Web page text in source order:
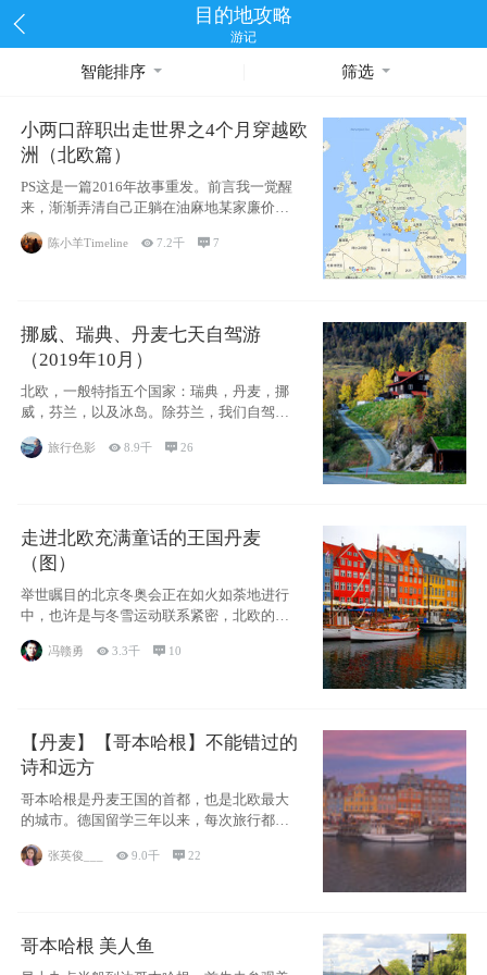
目的地攻略
游记
智能排序 筛选
小两口辞职出走世界之4个月穿越欧
洲（北欧篇）
PS这是一篇2016年故事重发。前言我一觉醒
来，渐渐弄清自己正躺在油麻地某家廉价宾
馆
陈小羊Timeline 7.2千 7
挪威、瑞典、丹麦七天自驾游
（2019年10月）
北欧，一般特指五个国家：瑞典，丹麦，挪
威，芬兰，以及冰岛。除芬兰，我们自驾游
旅行色影 8.9千 26
走进北欧充满童话的王国丹麦
（图）
举世瞩目的北京冬奥会正在如火如荼地进行
中，也许是与冬雪运动联系紧密，北欧的一
些国家因
冯赣勇 3.3千  10
【丹麦】【哥本哈根】不能错过的
诗和远方
哥本哈根是丹麦王国的首都，也是北欧最大
的城市。德国留学三年以来，每次旅行都是
张英俊___ 9.0千 22
哥本哈根 美人鱼